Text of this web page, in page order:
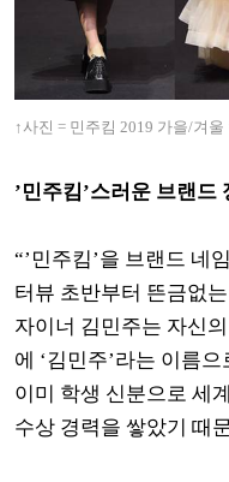
↑사진 = 민주킴 2019 가을/겨울
’민주킴’스러운 브랜드
“’민주킴’을 브랜드 네
터뷰 초반부터 뜬금없
자이너 김민주는 자신
에 ‘김민주’라는 이름
이미 학생 신분으로 세
수상 경력을 쌓았기 때